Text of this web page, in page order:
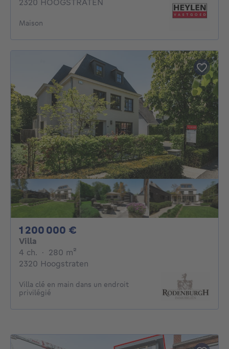
Maison
1 200 000 €
Villa
4 ch. 4 chambres
· 280 m²
2320 Hoogstraten
Villa clé en main dans un endroit
privilégié